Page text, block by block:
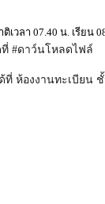
วลา 07.40 น. เรียน
#ดาว์นโหลดไฟล์
ห้องงานทะเบียน